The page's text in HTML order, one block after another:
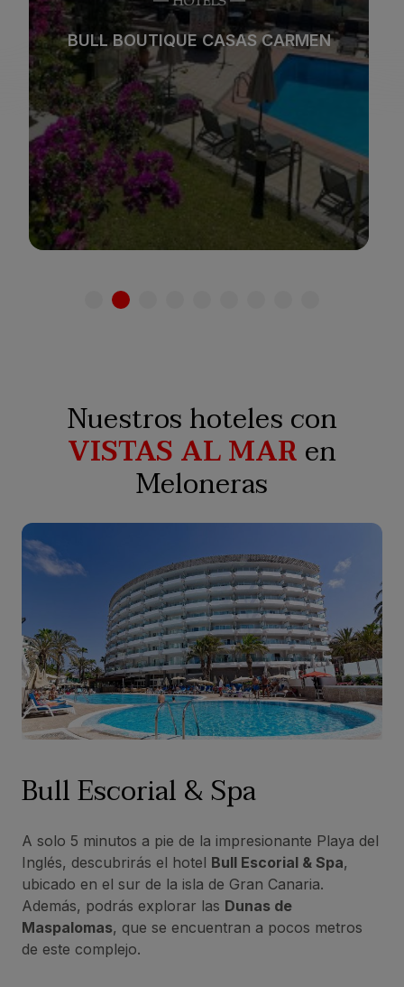
BULL REINA ISABEL & SPA
* *
Playa Spa
Ciudad Todo incluido
Solo adultos Familias
Ver hotel
Nuestros hoteles con
VISTAS AL MARen
Meloneras
Bull Escorial & Spa
A solo 5 minutos a pie de la impresionante Playa del
Inglés, descubrirás el hotel Bull Escorial & Spa,
ubicado en el sur de la isla de Gran Canaria.
Además, podrás explorar las Dunas de
Maspalomas, que se encuentran a pocos metros
de este complejo.